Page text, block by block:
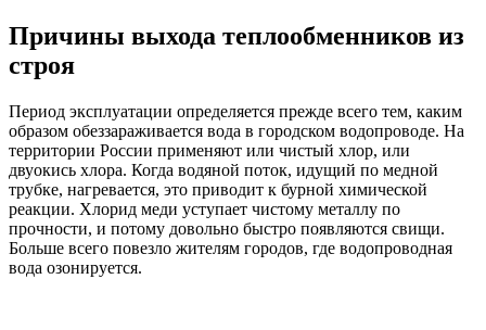
Причины выхода теплообменников из
строя
Период эксплуатации определяется прежде всего тем, каким
образом обеззараживается вода в городском водопроводе. На
территории России применяют или чистый хлор, или
двуокись хлора. Когда водяной поток, идущий по медной
трубке, нагревается, это приводит к бурной химической
реакции. Хлорид меди уступает чистому металлу по
прочности, и потому довольно быстро появляются свищи.
Больше всего повезло жителям городов, где водопроводная
вода озонируется.